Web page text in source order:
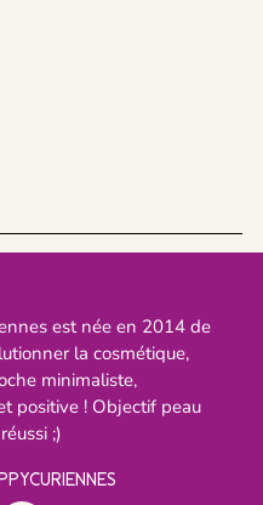
est née en 2014 de
la cosmétique,
minimaliste,
positive ! Objectif peau
;)